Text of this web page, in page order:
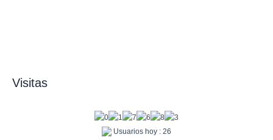
Visitas
Usuarios hoy : 26